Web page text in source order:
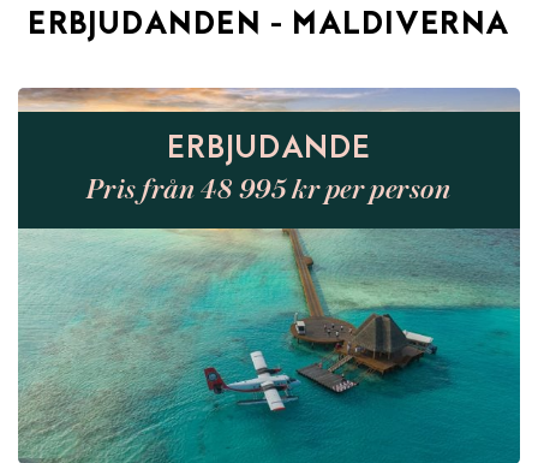
ERBJUDANDEN - MALDIVERNA
ERBJUDANDE
Pris från 48 995 kr per person